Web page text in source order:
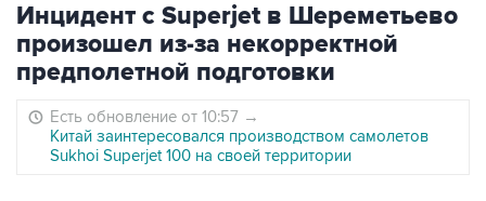
Инцидент с Superjet в Шереметьево
произошел из-за некорректной
предполетной подготовки
Есть обновление от 10:57 →
Китай заинтересовался производством самолетов
Sukhoi Superjet 100 на своей территории